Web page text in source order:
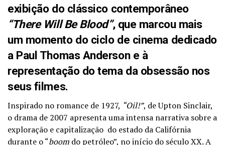
exibição do clássico contemporâneo
“There Will Be Blood”, que marcou mais
um momento do ciclo de cinema dedicado
a Paul Thomas Anderson e à
representação do tema da obsessão nos
seus filmes.
Inspirado no romance de 1927, “Oil!”, de Upton Sinclair,
o drama de 2007 apresenta uma intensa narrativa sobre a
exploração e capitalização do estado da Califórnia
durante o “boom do petróleo”, no início do século XX. A